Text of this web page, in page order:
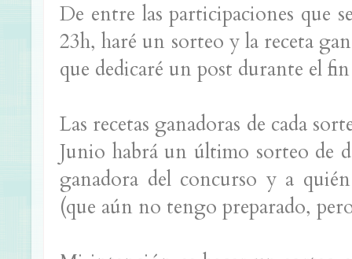
De entre las participaciones que
23h, haré un sorteo y la receta
que dedicaré un post durante el fin
Las recetas ganadoras de cada
Junio habrá un último sorteo de
ganadora del concurso y a
(que aún no tengo preparado,